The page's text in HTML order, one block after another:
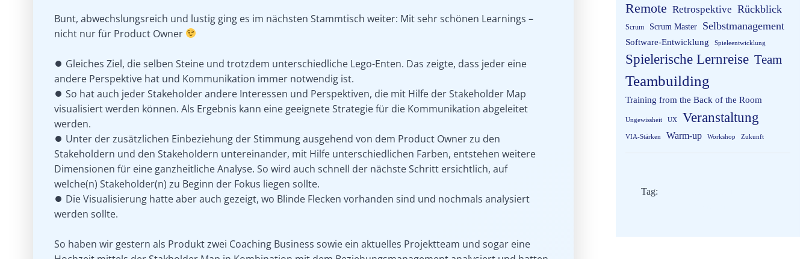
Bunt, abwechslungsreich und lustig ging es im nächsten Stammtisch weiter: Mit sehr schönen Learnings –
nicht nur für Product Owner
⏺ Gleiches Ziel, die selben Steine und trotzdem unterschiedliche Lego-Enten. Das zeigte, dass jeder eine
andere Perspektive hat und Kommunikation immer notwendig ist.
⏺ So hat auch jeder Stakeholder andere Interessen und Perspektiven, die mit Hilfe der Stakeholder Map
visualisiert werden können. Als Ergebnis kann eine geeignete Strategie für die Kommunikation abgeleitet
werden.
⏺ Unter der zusätzlichen Einbeziehung der Stimmung ausgehend von dem Product Owner zu den
Stakeholdern und den Stakeholdern untereinander, mit Hilfe unterschiedlichen Farben, entstehen weitere
Dimensionen für eine ganzheitliche Analyse. So wird auch schnell der nächste Schritt ersichtlich, auf
welche(n) Stakeholder(n) zu Beginn der Fokus liegen sollte.
⏺ Die Visualisierung hatte aber auch gezeigt, wo Blinde Flecken vorhanden sind und nochmals analysiert
werden sollte.
So haben wir gestern als Produkt zwei Coaching Business sowie ein aktuelles Projektteam und sogar eine
Remote Retrospektive Rückblick
Scrum Scrum Master Selbstmanagement
Software-Entwicklung Spieleentwicklung
Spielerische Lernreise Team
Teambuilding
Training from the Back of the Room
Ungewissheit UX Veranstaltung
VIA-Stärken Warm-up Workshop Zukunft
Tag: